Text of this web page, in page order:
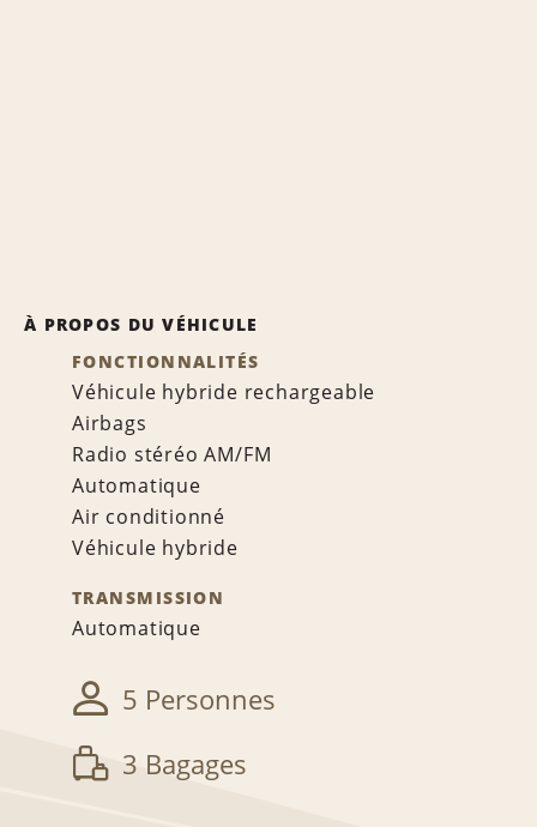
À PROPOS DU VÉHICULE
FONCTIONNALITÉS
Véhicule hybride rechargeable
Airbags
Radio stéréo AM/FM
Automatique
Air conditionné
Véhicule hybride
TRANSMISSION
Automatique
5 Personnes
3 Bagages